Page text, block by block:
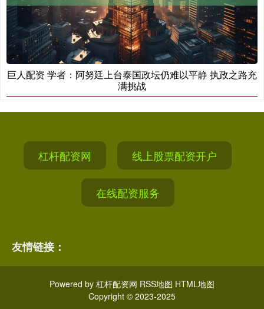
巨人配资 学者：阿努廷上台泰国政坛仍难以平静 执政之路充
满挑战
杠杆配资网 线上股票配资开户
在线配资服务
友情链接：
Powered by 杠杆配资网 RSS地图 HTML地图
Copyright © 2023-2025